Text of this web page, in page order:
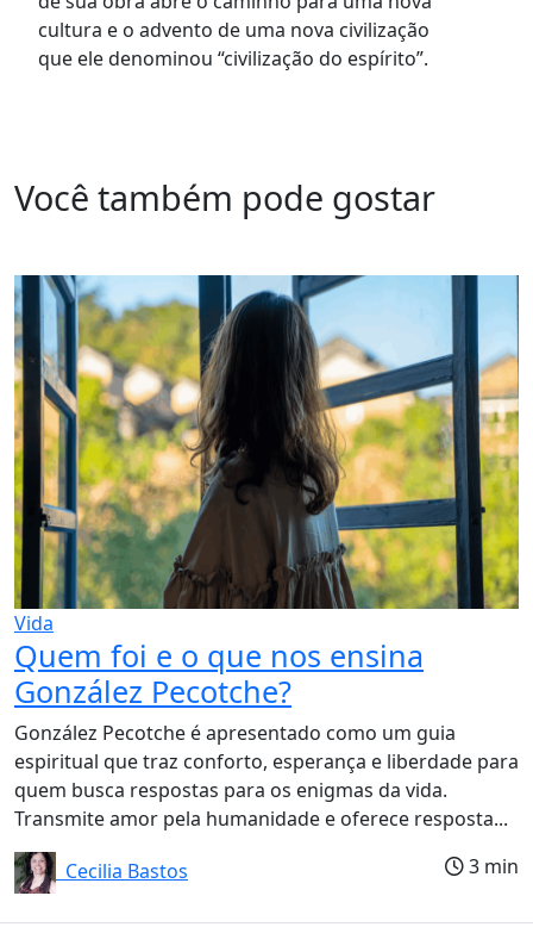
cultura e o advento de uma nova civilização
que ele denominou “civilização do espírito”.
Você também pode gostar
Vida
Quem foi e o que nos ensina
González Pecotche?
González Pecotche é apresentado como um guia
espiritual que traz conforto, esperança e liberdade para
quem busca respostas para os enigmas da vida.
Transmite amor pela humanidade e oferece resposta...
Cecilia Bastos
3 min